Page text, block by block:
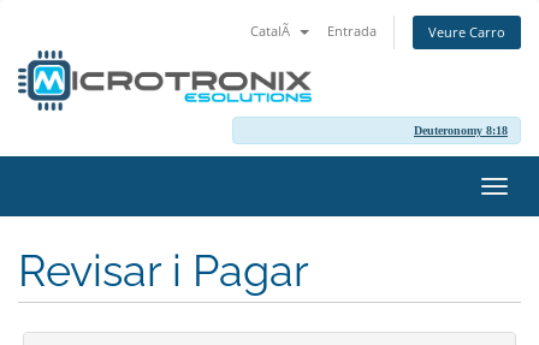
CatalÃ Entrada Veure Carro
Deuteronomy 8:18
la
Revisar i Pagar